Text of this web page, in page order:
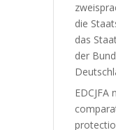
die
das
der
EDCJFA